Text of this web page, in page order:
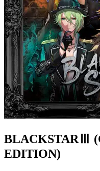
BLACKSTARⅢ
EDITION)